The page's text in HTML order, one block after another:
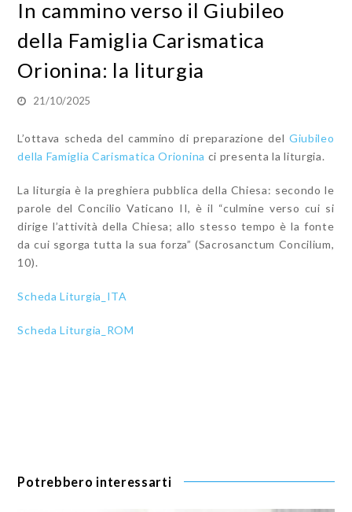
In cammino verso il Giubileo
della Famiglia Carismatica
Orionina: la liturgia
21/10/2025
L’ottava scheda del cammino di preparazione del Giubileo
della Famiglia Carismatica Orionina ci presenta la liturgia.
La liturgia è la preghiera pubblica della Chiesa: secondo le
parole del Concilio Vaticano II, è il “culmine verso cui si
dirige l’attività della Chiesa; allo stesso tempo è la fonte
da cui sgorga tutta la sua forza” (Sacrosanctum Concilium,
10).
Scheda Liturgia_ITA
Scheda Liturgia_ROM
Potrebbero interessarti